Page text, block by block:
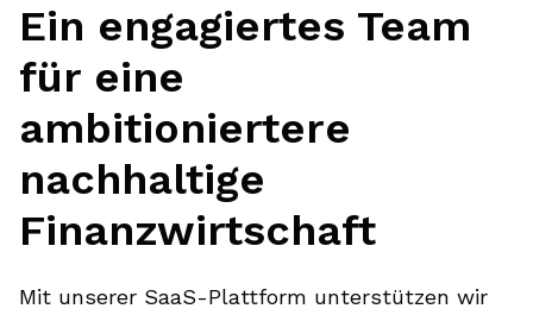
Ein engagiertes Team
für eine
ambitioniertere
nachhaltige
Finanzwirtschaft
Mit unserer SaaS-Plattform unterstützen wir